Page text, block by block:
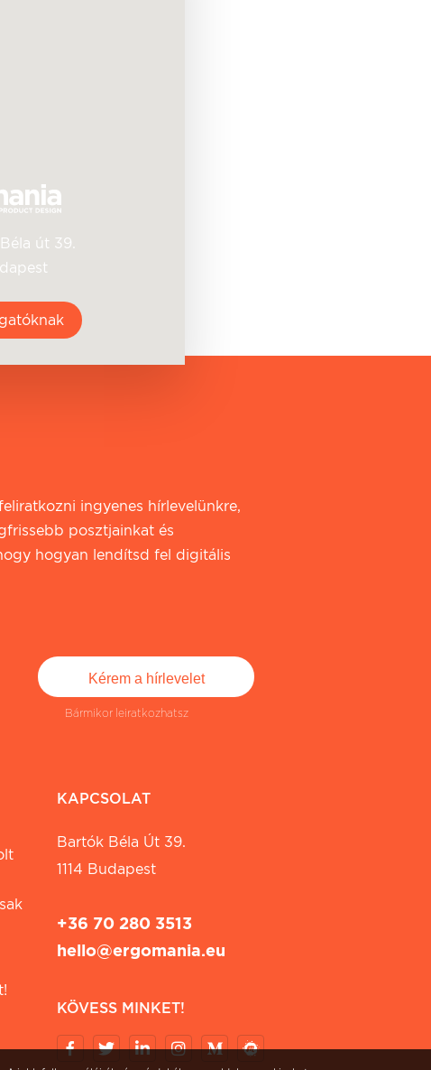
út 39.
ingyenes hírlevelünkre,
posztjainkat és
hogyan lendítsd fel digitális
Bármikor leiratkozhatsz
KAPCSOLAT
Bartók Béla Út 39.
1114 Budapest
+36 70 280 3513
hello@ergomania.eu
KÖVESS MINKET!